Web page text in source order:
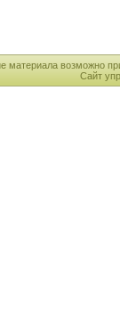
материала возможно
Сайт